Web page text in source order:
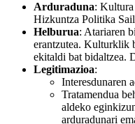
Arduraduna: Kultura
Hizkuntza Politika
Helburua: Atariaren
erantzutea. Kulturklik
ekitaldi bat bidaltzea.
Legitimazioa:
Interesdunaren
Tratamendua
aldeko
arduradunari